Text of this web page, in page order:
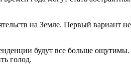
на Земле. Первый вариант
будут все больше
голод.